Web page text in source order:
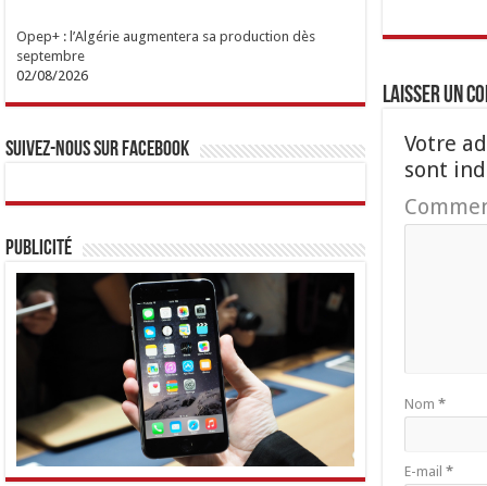
Laisser un
Votre
sont
Nom *
E-mail *
Opep+ : l’Algérie augmentera sa production dès
septembre
02/08/2026
Suivez-nous sur Facebook
Publicité